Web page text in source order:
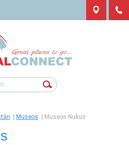
Museos Museos Nukus